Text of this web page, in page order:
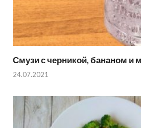
Смузи с черникой, бананом и
24.07.2021